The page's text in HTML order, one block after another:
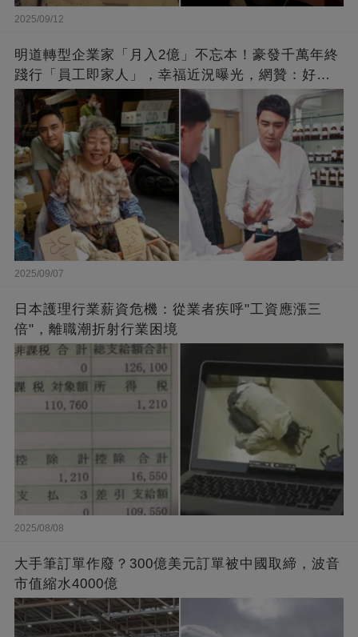
2025/09/12
明道轉型企業家「月入2億」不忘本！豪發千萬年終
踐行「員工即家人」，幸福近況曝光，網贊：好老
闆的福報
2025/09/07
日本護理行業薪資危機：從業者疾呼"工資應漲三
倍"，離職潮折射行業困境
2025/08/08
大手筆訂單作廢？300億美元訂單被中國取締，波音
市值縮水4000億